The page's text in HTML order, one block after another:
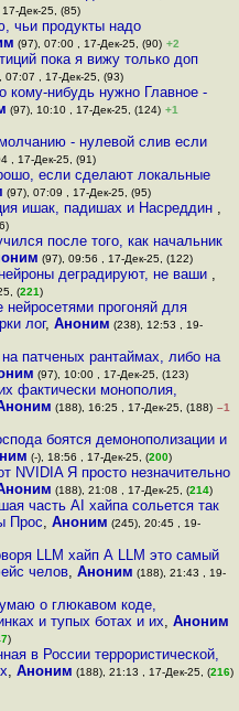
Дек-25, (85)
чьи продукты надо
(97), 07:00 , 17-Дек-25, (90) +2
пока я вижу только доп
07:07 , 17-Дек-25, (93)
кому-нибудь нужно Главное -
(97), 10:10 , 17-Дек-25, (124) +1
- нулевой слив если
, 17-Дек-25, (91)
если сделают локальные
(97), 07:09 , 17-Дек-25, (95)
ишак, падишах и Насреддин ,
после того, как начальник
(97), 09:56 , 17-Дек-25, (122)
деградируют, не ваши ,
(221)
прогоняй для
лог, Аноним (238), 12:53 , 19-
патченых рантаймах, либо на
(97), 10:00 , 17-Дек-25, (123)
фактически монополия,
(188), 16:25 , 17-Дек-25, (188) –1
боятся демонополизации и
(-), 18:56 , 17-Дек-25, (200)
NVIDIA Я просто незначительно
(188), 21:08 , 17-Дек-25, (214)
часть AI хайпа сольется так
Прос, Аноним (245), 20:45 , 19-
LLM хайп А LLM это самый
челов,Аноним (188), 21:43 , 19-
о глюкавом коде,
и тупых ботах и их, Аноним
)
в России террористической,
, Аноним (188), 21:13 , 17-Дек-25, (216)